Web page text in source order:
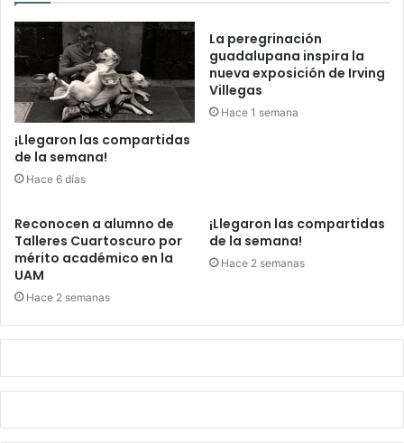
¡Llegaron las compartidas
de la semana!
Hace 6 días
La peregrinación
guadalupana inspira la
nueva exposición de Irving
Villegas
Hace 1 semana
Reconocen a alumno de
Talleres Cuartoscuro por
mérito académico en la
UAM
Hace 2 semanas
¡Llegaron las compartidas
de la semana!
Hace 2 semanas